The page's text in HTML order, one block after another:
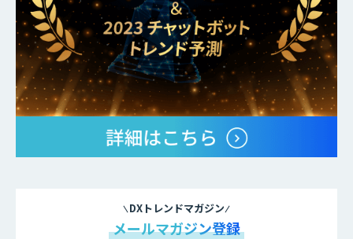
DXトレンドマガジン
メールマガジン登録